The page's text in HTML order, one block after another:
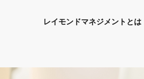
レイモンドマネジメントとは